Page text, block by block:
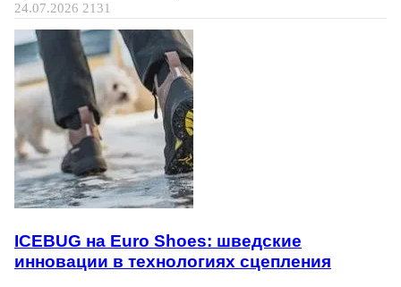
24.07.2026 2131
ICEBUG на Euro Shoes: шведские
инновации в технологиях сцепления